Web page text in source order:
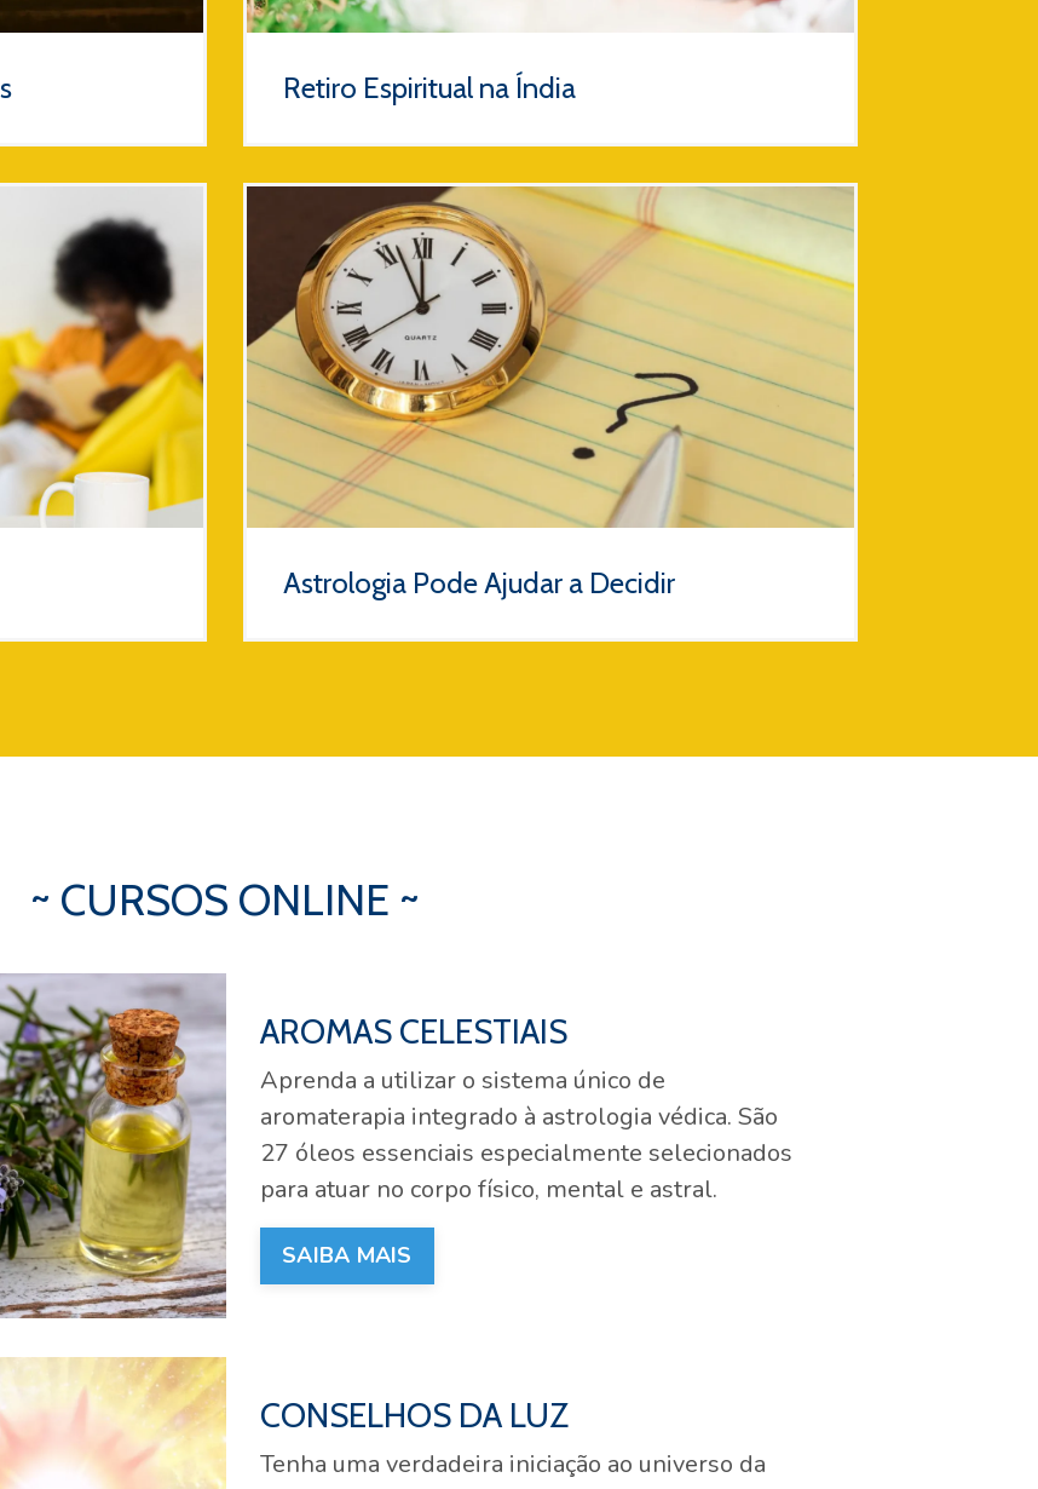
Retiro Espiritual na Índia
Astrologia Pode Ajudar a Decidir
~ CURSOS ONLINE ~
AROMAS CELESTIAIS
Aprenda a utilizar o sistema único de
aromaterapia integrado à astrologia védica. São
27 óleos essenciais especialmente selecionados
para atuar no corpo físico, mental e astral.
SAIBA MAIS
CONSELHOS DA LUZ
Tenha uma verdadeira iniciação ao universo da